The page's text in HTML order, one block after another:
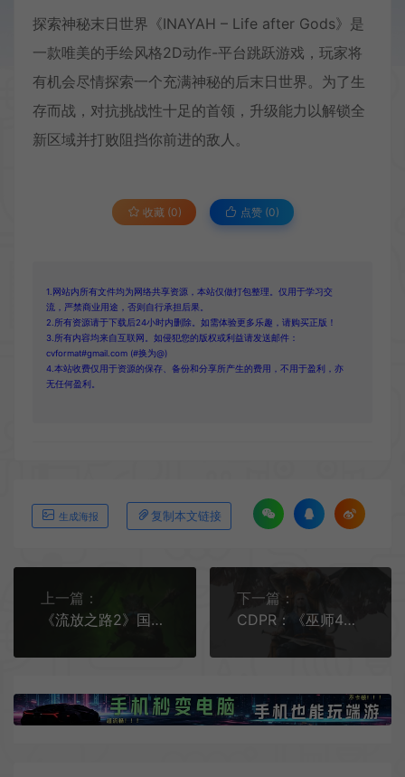
探索神秘末日世界《INAYAH – Life after Gods》是
一款唯美的手绘风格2D动作-平台跳跃游戏，玩家将
有机会尽情探索一个充满神秘的后末日世界。为了生
存而战，对抗挑战性十足的首领，升级能力以解锁全
新区域并打败阻挡你前进的敌人。
收藏 (0) 点赞 (0)
1.网站内所有文件均为网络共享资源，本站仅做打包整理。仅用于学习交
流，严禁商业用途，否则自行承担后果。
2.所有资源请于下载后24小时内删除。如需体验更多乐趣，请购买正版！
3.所有内容均来自互联网。如侵犯您的版权或利益请发送邮件：
cvformat#gmail.com (#换为@)
4.本站收费仅用于资源的保存、备份和分享所产生的费用，不用于盈利，亦
无任何盈利。
生成海报 复制本文链接
上一篇：
《流放之路2》国区价格暴涨 《暗黑4》明年有漫画推出
下一篇：
CDPR：《巫师4》将比《巫师3》玩法更具多样性